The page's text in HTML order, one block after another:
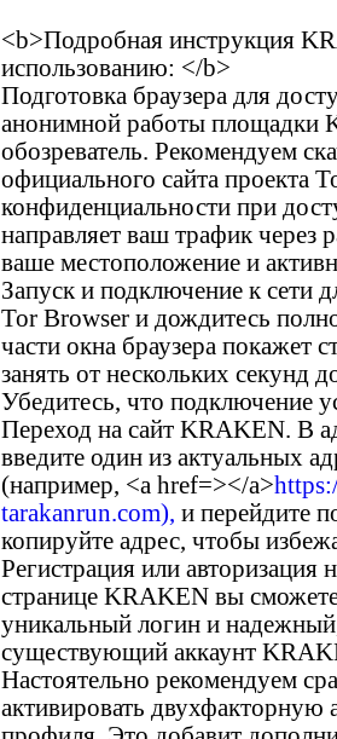
<b>Подробная инструкция
использованию: </b>
Подготовка браузера для
анонимной работы площадки
обозреватель. Рекомендуем
официального сайта проекта
конфиденциальности при
направляет ваш трафик через
ваше местоположение и
Запуск и подключение к сети
Tor Browser и дождитесь
части окна браузера покажет
занять от нескольких
Убедитесь, что подключение
Переход на сайт KRAKEN. В
введите один из актуальных
(например, <a href=></a>
tarakanrun.com), и перейдите
копируйте адрес, чтобы
Регистрация или
странице KRAKEN вы
уникальный логин и
существующий аккаунт
Настоятельно рекомендуем
активировать двухфакторную